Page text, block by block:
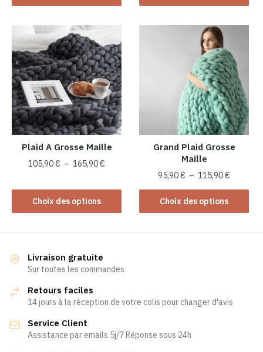
Plaid A Grosse Maille
105,90€ – 165,90€
prix :
à
Choix des options
produit
a
Les
options
peuvent
être
sur
la
Grand Plaid Grosse
Maille
95,90€ – 115,90€
de
95,90 €
Choix des options
Ce
produit
peuvent
être
Livraison gratuite
Sur toutes les commandes
Retours faciles
14 jours à la réception de votre colis pour changer d'avis
Service Client
Assistance par emails 5j/7 Réponse sous 24h